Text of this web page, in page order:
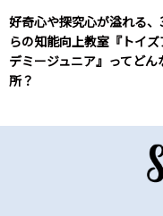
好奇心や探究心が溢れる
らの知能向上教室『トイズ
デミージュニア』ってどん
所？